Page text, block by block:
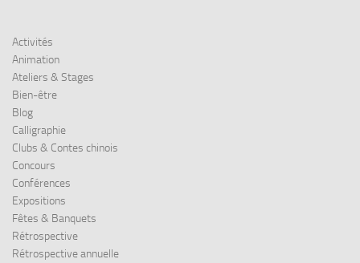
Activités
Animation
Ateliers & Stages
Bien-être
Blog
Calligraphie
Clubs & Contes chinois
Concours
Conférences
Expositions
Fêtes & Banquets
Rétrospective
Rétrospective annuelle